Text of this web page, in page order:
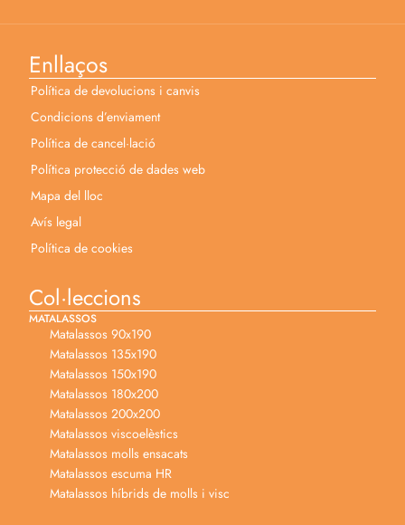
Enllaços
Política de devolucions i canvis
Condicions d’enviament
Política de cancel·lació
Política protecció de dades web
Mapa del lloc
Avís legal
Política de cookies
Col·leccions
MATALASSOS
Matalassos 90x190
Matalassos 135x190
Matalassos 150x190
Matalassos 180x200
Matalassos 200x200
Matalassos viscoelèstics
Matalassos molls ensacats
Matalassos escuma HR
Matalassos híbrids de molls i visc